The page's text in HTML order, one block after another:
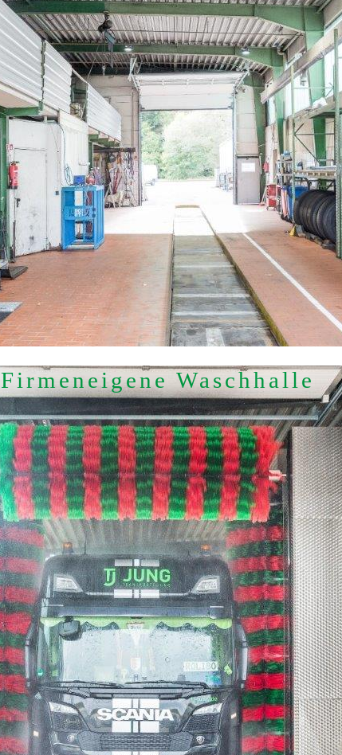
Firmen­eigene Wasch­halle